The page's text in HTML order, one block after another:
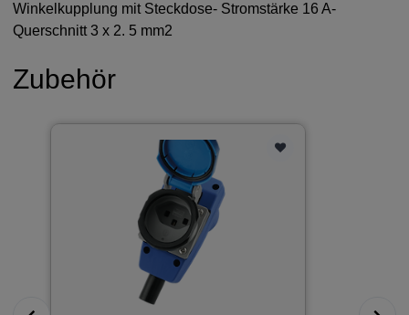
Winkelkupplung mit Steckdose- Stromstärke 16 A-
Querschnitt 3 x 2. 5 mm2
Zubehör